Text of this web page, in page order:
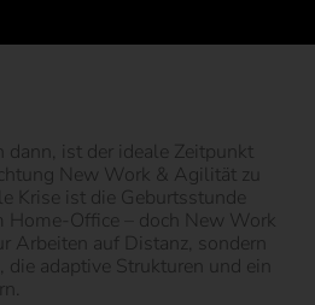
ist der ideale Zeitpunkt
New Work & Agilität zu
Krise ist die Geburtsstunde
Home-Office – doch New Work
auf Distanz, sondern
adaptive Strukturen und ein